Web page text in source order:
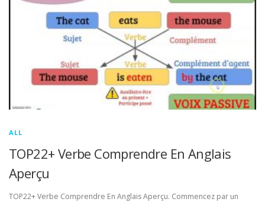
ALL
TOP22+ Verbe Comprendre En Anglais
Aperçu
TOP22+ Verbe Comprendre En Anglais Aperçu. Commencez par un